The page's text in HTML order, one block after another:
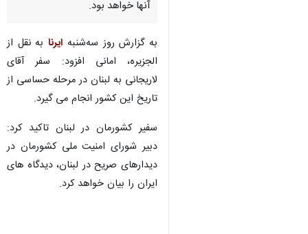
آنها خواهد بود.
به گزارش روز سه‌شنبه ایرنابه نقل از
الجزیره، امانی افزود: سفر آقای
لاریجانی به لبنان در مرحله حساسی از
تاریخ این کشور انجام می گیرد.
سفیر کشورمان در لبنان تاکید کرد:
دبیر شورای امنیت ملی کشورمان در
دیدارهای صریح در لبنان، دیدگاه های
ایران را بیان خواهد کرد.